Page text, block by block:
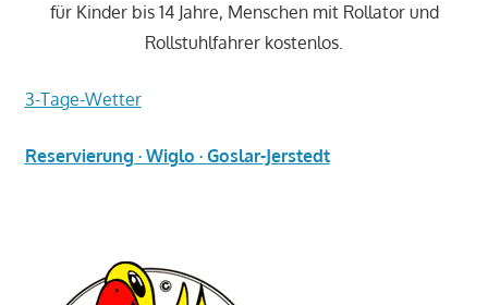
für Kinder bis 14 Jahre, Menschen mit Rollator und
Rollstuhlfahrer kostenlos.
3-Tage-Wetter
Reservierung · Wiglo · Goslar-Jerstedt